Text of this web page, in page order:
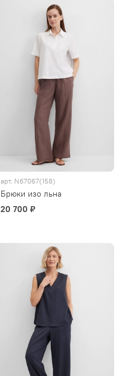
арт. N67067(158)
Брюки изо льна
20 700 ₽